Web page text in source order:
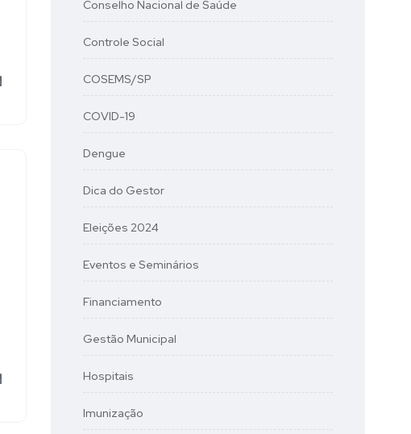
Conselho Nacional de Saúde
Controle Social
COSEMS/SP
COVID-19
Dengue
Dica do Gestor
Eleições 2024
Eventos e Seminários
Financiamento
Gestão Municipal
Hospitais
Imunização